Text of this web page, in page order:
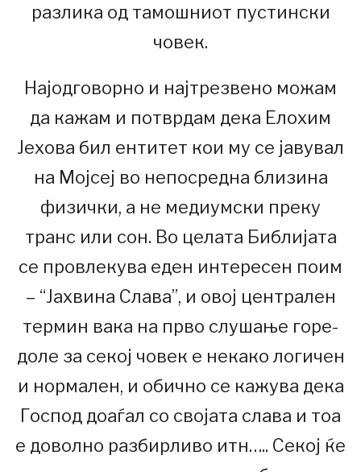
разлика од тамошниот пустински
човек.
Најодговорно и најтрезвено можам
да кажам и потврдам дека Елохим
Јехова бил ентитет кои му се јавувал
на Мојсеј во непосредна близина
физички, а не медиумски преку
транс или сон. Во целата Библијата
се провлекува еден интересен поим
– “Јахвина Слава”, и овој централен
термин вака на прво слушање горе-
доле за секој човек е некако логичен
и нормален, и обично се кажува дека
Господ доаѓал со својата слава и тоа
е доволно разбирливо итн….. Секој ќе